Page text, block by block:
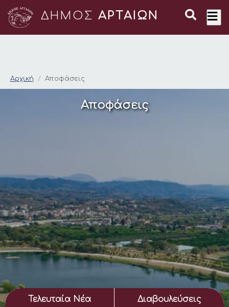
ΔΗΜΟΣ ΑΡΤΑΙΩΝ
Αποφάσεις
Αρχική Αποφάσεις
Αποφάσεις
Τελευταία Νέα Διαβουλεύσεις